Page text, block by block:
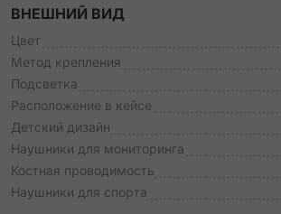
ВНЕШНИЙ ВИД
Цвет
Метод крепления
Подсветка
Расположение в кейсе
Детский дизайн
Наушники для мониторинга
Костная проводимость
Наушники для спорта